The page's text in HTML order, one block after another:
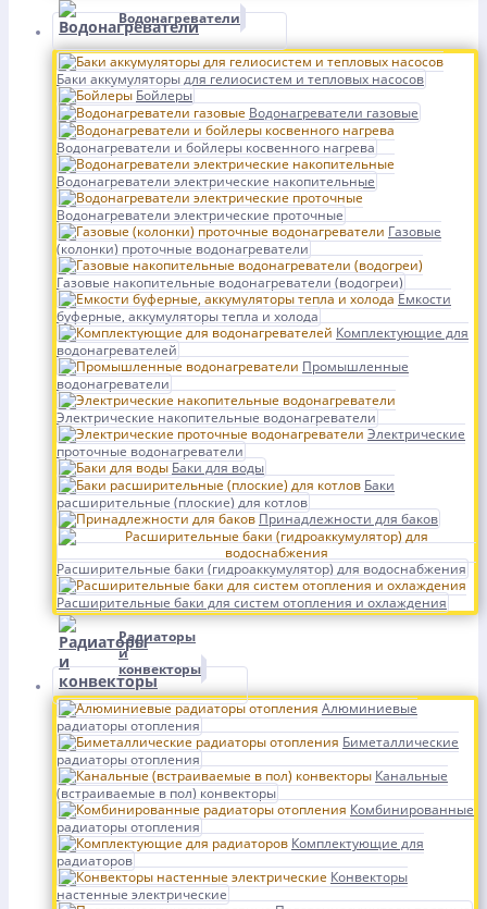
Водонагреватели
Баки аккумуляторы для гелиосистем и тепловых насосов
Бойлеры
Водонагреватели газовые
Водонагреватели и бойлеры косвенного нагрева
Водонагреватели электрические накопительные
Водонагреватели электрические проточные
Газовые
(колонки) проточные водонагреватели
Газовые накопительные водонагреватели (водогреи)
Емкости
буферные, аккумуляторы тепла и холода
Комплектующие для
водонагревателей
Промышленные
водонагреватели
Электрические накопительные водонагреватели
Электрические
проточные водонагреватели
Баки для воды
Баки
расширительные (плоские) для котлов
Принадлежности для баков
Расширительные баки (гидроаккумулятор) для водоснабжения
Расширительные баки для систем отопления и охлаждения
Радиаторы
и
конвекторы
Алюминиевые
радиаторы отопления
Биметаллические
радиаторы отопления
Канальные
(встраиваемые в пол) конвекторы
Комбинированные
радиаторы отопления
Комплектующие для
радиаторов
Конвекторы
настенные электрические